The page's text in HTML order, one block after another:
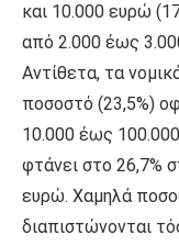
και 10.000 ευρώ
από 2.000 έως
Αντίθετα, τα
ποσοστό (23,5%)
10.000 έως
φτάνει στο 26,7%
ευρώ. Χαμηλά
διαπιστώνονται